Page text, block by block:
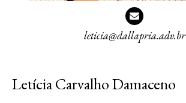
leticia@dallapria.adv.br
Letícia Carvalho Damaceno